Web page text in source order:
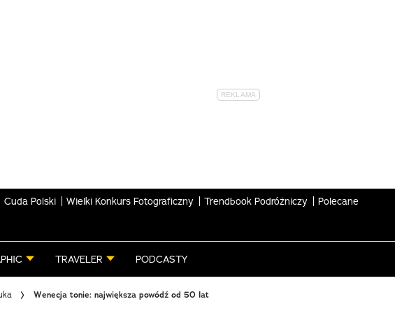
Cuda Polski Wielki Konkurs Fotograficzny Trendbook Podróżniczy Polecane
TRAVELER PODCASTY
Wenecja tonie: największa powódź od 50 lat